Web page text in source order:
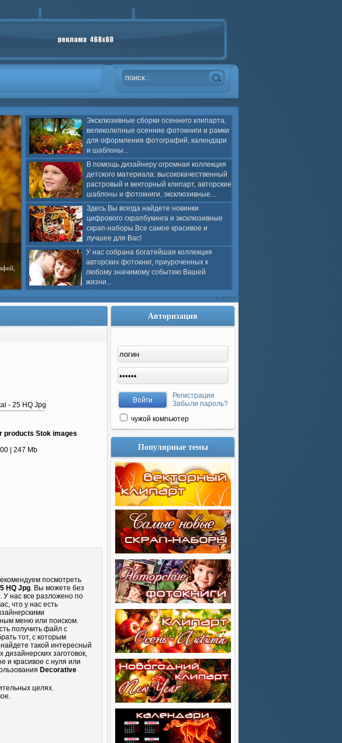
Эксклюзивные сборки осеннего клипарта,
великолепные осенние фотокниги и рамки
для оформления фотографий, календари
и шаблоны...
В помощь дизайнеру огромная коллекция
детского материала: высококачественный
растровый и векторный клипарт, авторские
шаблоны и фотокниги, эксклюзивные...
Здесь Вы всегда найдете новинки
цифрового скрапбукинга и эксклюзивные
скрап-наборы.Все самое красивое и
лучшее для Вас!
У нас собрана богатейшая коллекция
авторских фотокниг, приуроченных к
любому значимому событию Вашей
жизни...
products Stok images
| 247 Mb
посмотреть
HQ Jpg. Вы можете без
У нас все разложено по
что у нас есть
меню или поиском.
получить файл с
тот, с которым
такой интересный
заготовок,
и красивое с нуля или
Decorative
целях.
Авторизация
Регистрация
Забыли пароль?
чужой компьютер
Популярные темы